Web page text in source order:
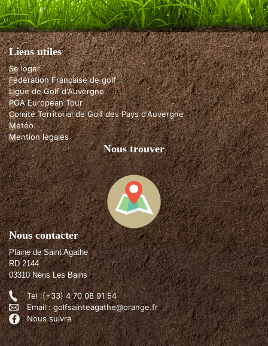
Liens utiles
Se loger
Fédération Française de golf
Ligue de Golf d'Auvergne
PGA European Tour
Comité Territorial de Golf des Pays d'Auvergne
Météo
Mention légales
Nous trouver
Nous contacter
Plaine de Saint Agathe
RD 2144
03310 Néris Les Bains
Tel :(+33) 4 70 08 91 54
Email : golfsainteagathe@orange.fr
Nous suivre